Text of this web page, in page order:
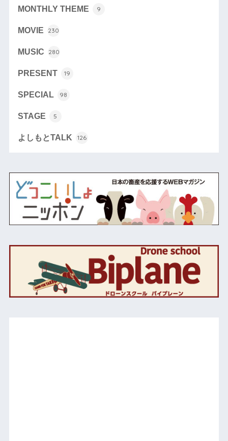
MONTHLY THEME 9
MOVIE 230
MUSIC 280
PRESENT 19
SPECIAL 98
STAGE 5
よしもとTALK 126